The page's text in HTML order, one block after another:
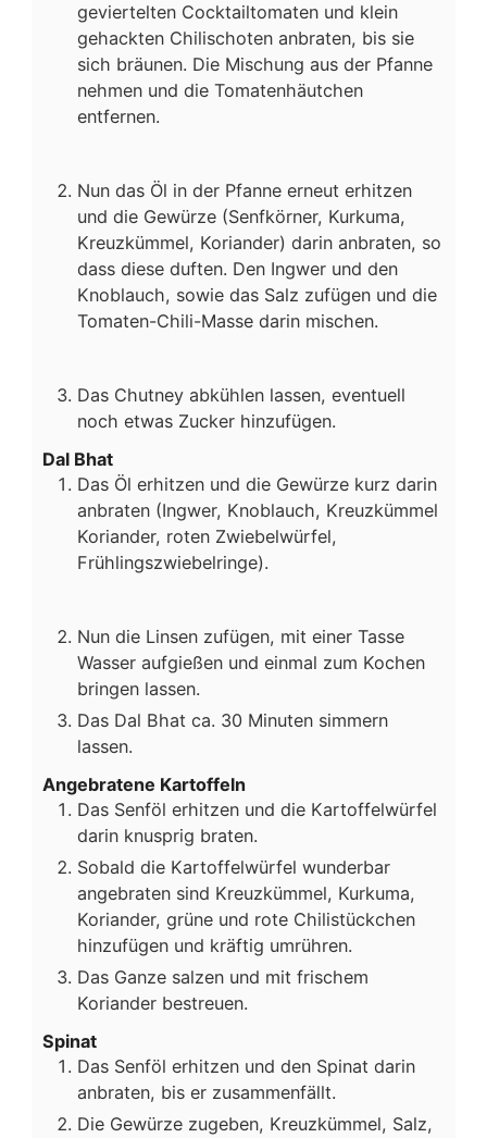
geviertelten Cocktailtomaten und klein
gehackten Chilischoten anbraten, bis sie
sich bräunen. Die Mischung aus der Pfanne
nehmen und die Tomatenhäutchen
entfernen.
Nun das Öl in der Pfanne erneut erhitzen
und die Gewürze (Senfkörner, Kurkuma,
Kreuzkümmel, Koriander) darin anbraten, so
dass diese duften. Den Ingwer und den
Knoblauch, sowie das Salz zufügen und die
Tomaten-Chili-Masse darin mischen.
Das Chutney abkühlen lassen, eventuell
noch etwas Zucker hinzufügen.
Dal Bhat
Das Öl erhitzen und die Gewürze kurz darin
anbraten (Ingwer, Knoblauch, Kreuzkümmel
Koriander, roten Zwiebelwürfel,
Frühlingszwiebelringe).
Nun die Linsen zufügen, mit einer Tasse
Wasser aufgießen und einmal zum Kochen
bringen lassen.
Das Dal Bhat ca. 30 Minuten simmern
lassen.
Angebratene Kartoffeln
Das Senföl erhitzen und die Kartoffelwürfel
darin knusprig braten.
Sobald die Kartoffelwürfel wunderbar
angebraten sind Kreuzkümmel, Kurkuma,
Koriander, grüne und rote Chilistückchen
hinzufügen und kräftig umrühren.
Das Ganze salzen und mit frischem
Koriander bestreuen.
Spinat
Das Senföl erhitzen und den Spinat darin
anbraten, bis er zusammenfällt.
Die Gewürze zugeben, Kreuzkümmel, Salz,